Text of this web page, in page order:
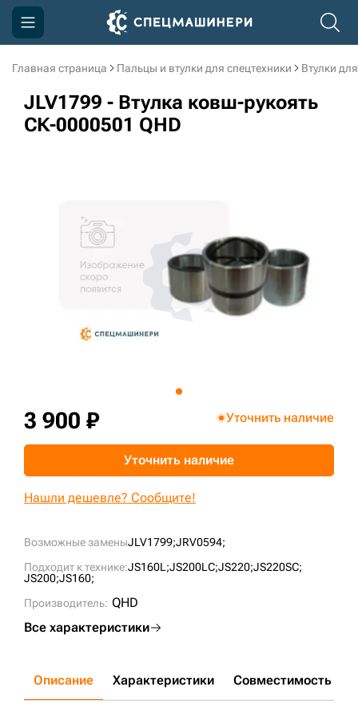
Главная страница Пальцы и втулки для спецтехники Втулки
JLV1799 - Втулка ковш-рукоять
СК-0000501 QHD
Возможные заменыJLV1799;JRV0594;
Подходит к технике:JS160L;JS200LC;JS220;JS220SC;
JS200;JS160;
Производитель: QHD
Все характеристики
3 900 ₽ Уточнить наличие
Уточнить наличие
Нашли дешевле? Сообщите!
Описание Характеристики Совместимость
Компания
Акции
3D тур по производству
3D тур по складам
sksale@skdst.ru